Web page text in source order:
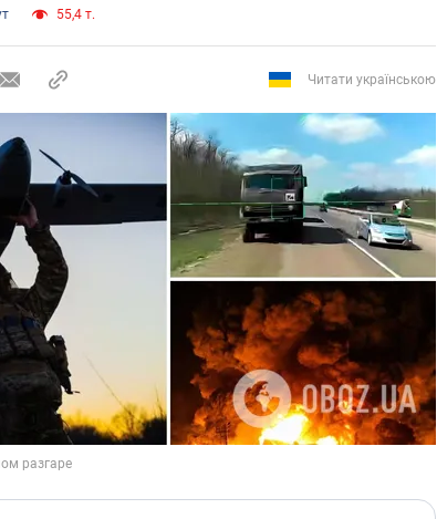
55,4 т.
Читати українською